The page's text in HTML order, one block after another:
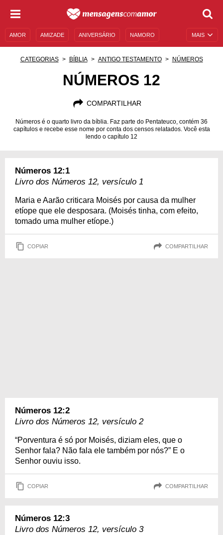
MAIS
AMOR AMIZADE ANIVERSÁRIO NAMORO
AUTOAJUDA
CATEGORIAS BÍBLIA ANTIGO TESTAMENTO NÚMEROS
NÚMEROS 12
COMPARTILHAR
Números é o quarto livro da bíblia. Faz parte do Pentateuco, contém 36
capítulos e recebe esse nome por conta dos censos relatados. Você esta
lendo o capítulo 12
Números 12:1
Livro dos Números 12, versículo 1
Maria e Aarão criticara Moisés por causa da mulher
etíope que ele desposara. (Moisés tinha, com efeito,
tomado uma mulher etíope.)
COPIAR COMPARTILHAR
Números 12:2
Livro dos Números 12, versículo 2
“Porventura é só por Moisés, diziam eles, que o
Senhor fala? Não fala ele também por nós?” E o
Senhor ouviu isso.
COPIAR COMPARTILHAR
Números 12:3
Livro dos Números 12, versículo 3